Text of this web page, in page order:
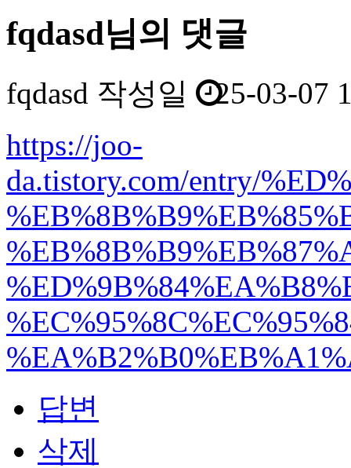
fqdasd님의 댓글
fqdasd 작성일
25-03-07
https://joo-
da.tistory.com/entry/
답변
삭제